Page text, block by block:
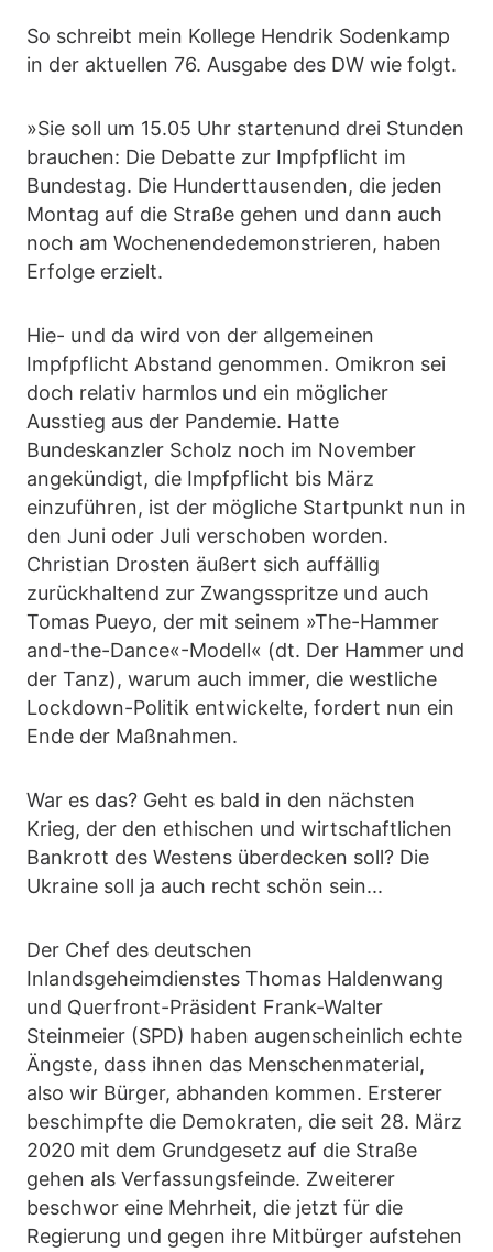
So schreibt mein Kollege Hendrik Sodenkamp
in der aktuellen 76. Ausgabe des DW wie folgt.
»Sie soll um 15.05 Uhr startenund drei Stunden
brauchen: Die Debatte zur Impfpflicht im
Bundestag. Die Hunderttausenden, die jeden
Montag auf die Straße gehen und dann auch
noch am Wochenendedemonstrieren, haben
Erfolge erzielt.
Hie- und da wird von der allgemeinen
Impfpflicht Abstand genommen. Omikron sei
doch relativ harmlos und ein möglicher
Ausstieg aus der Pandemie. Hatte
Bundeskanzler Scholz noch im November
angekündigt, die Impfpflicht bis März
einzuführen, ist der mögliche Startpunkt nun in
den Juni oder Juli verschoben worden.
Christian Drosten äußert sich auffällig
zurückhaltend zur Zwangsspritze und auch
Tomas Pueyo, der mit seinem »The-Hammer
and-the-Dance«-Modell« (dt. Der Hammer und
der Tanz), warum auch immer, die westliche
Lockdown-Politik entwickelte, fordert nun ein
Ende der Maßnahmen.
War es das? Geht es bald in den nächsten
Krieg, der den ethischen und wirtschaftlichen
Bankrott des Westens überdecken soll? Die
Ukraine soll ja auch recht schön sein...
Der Chef des deutschen
Inlandsgeheimdienstes Thomas Haldenwang
und Querfront-Präsident Frank-Walter
Steinmeier (SPD) haben augenscheinlich echte
Ängste, dass ihnen das Menschenmaterial,
also wir Bürger, abhanden kommen. Ersterer
beschimpfte die Demokraten, die seit 28. März
2020 mit dem Grundgesetz auf die Straße
gehen als Verfassungsfeinde. Zweiterer
beschwor eine Mehrheit, die jetzt für die
Regierung und gegen ihre Mitbürger aufstehen